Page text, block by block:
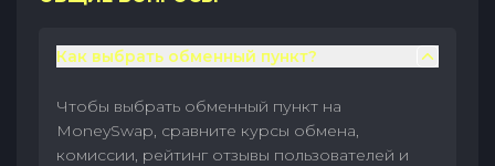
Как выбрать обменный пункт?
Чтобы выбрать обменный пункт на
MoneySwap, сравните курсы обмена,
комиссии, рейтинг отзывы пользователей и